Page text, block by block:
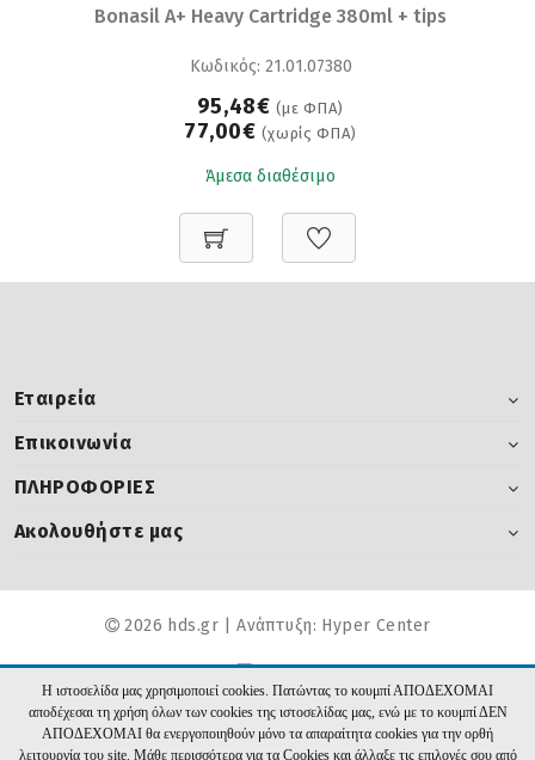
Bonasil A+ Heavy Cartridge 380ml + tips
Κωδικός: 21.01.07380
95,48€ (με ΦΠΑ)
77,00€ (χωρίς ΦΠΑ)
Άμεσα διαθέσιμο
Εταιρεία
Επικοινωνία
ΠΛΗΡΟΦΟΡΙΕΣ
Ακολουθήστε μας
2026 hds.gr | Ανάπτυξη: Hyper Center
Η ιστοσελίδα μας χρησιμοποιεί cookies. Πατώντας το κουμπί ΑΠΟΔΕΧΟΜΑΙ
αποδέχεσαι τη χρήση όλων των cookies της ιστοσελίδας μας, ενώ με το κουμπί ΔΕΝ
ΑΠΟΔΕΧΟΜΑΙ θα ενεργοποιηθούν μόνο τα απαραίτητα cookies για την ορθή
λειτουργία του site. Μάθε περισσότερα για τα Cookies και άλλαξε τις επιλογές σου από